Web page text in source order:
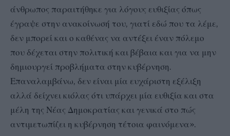
άνθρωπος παραιτήθηκε για λόγους ευθιξίας όπως
έγραψε στην ανακοίνωσή του, γιατί εδώ που τα λέμε,
δεν μπορεί και ο καθένας να αντέξει έναν πόλεμο
που δέχεται στην πολιτική και βέβαια και για να μην
δημιουργεί προβλήματα στην κυβέρνηση.
Επαναλαμβάνω, δεν είναι μία ευχάριστη εξέλιξη
αλλά δείχνει κιόλας ότι υπάρχει μία ευθιξία και στα
μέλη της Νέας Δημοκρατίας και γενικά στο πώς
αντιμετωπίζει η κυβέρνηση τέτοια φαινόμενα».